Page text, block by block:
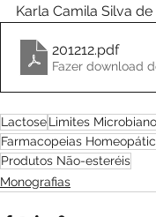
Karla Camila Silva
201212.pdf
Fazer download
LactoseLimites
Farmacopeias
Produtos Não-esteréis
Monografias